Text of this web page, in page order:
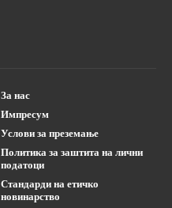
За нас
Импресум
Услови за преземање
Политика за заштита на лични
податоци
Стандарди на етичко
новинарство